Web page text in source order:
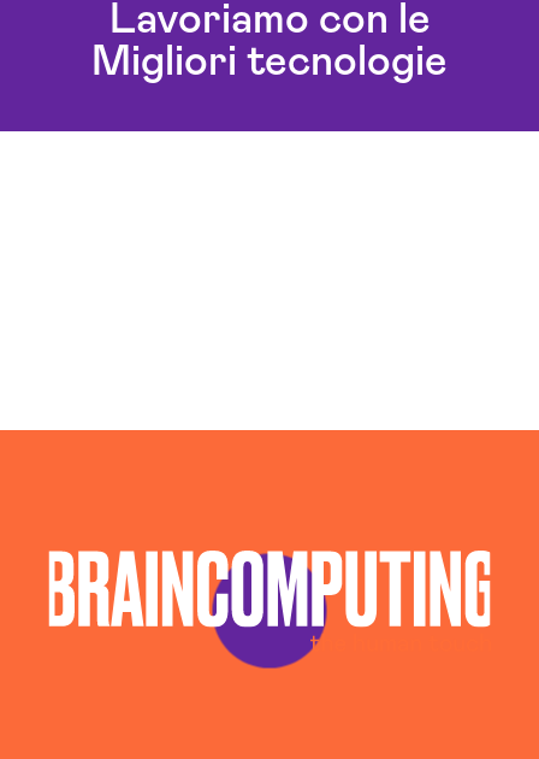
Servizi Cloud Ogliastra
Lavoriamo con le
Migliori tecnologie